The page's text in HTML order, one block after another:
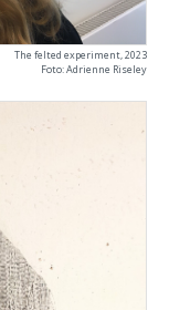
The felted experiment, 2023
Foto: Adrienne Riseley